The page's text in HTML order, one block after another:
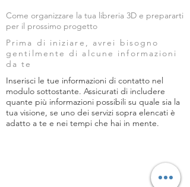
Come organizzare la tua libreria 3D e prepararti
per il prossimo progetto
Prima di iniziare, avrei bisogno
gentilmente di alcune informazioni
da te
Inserisci le tue informazioni di contatto nel
modulo sottostante. Assicurati di includere
quante più informazioni possibili su quale sia la
tua visione, se uno dei servizi sopra elencati è
adatto a te e nei tempi che hai in mente.